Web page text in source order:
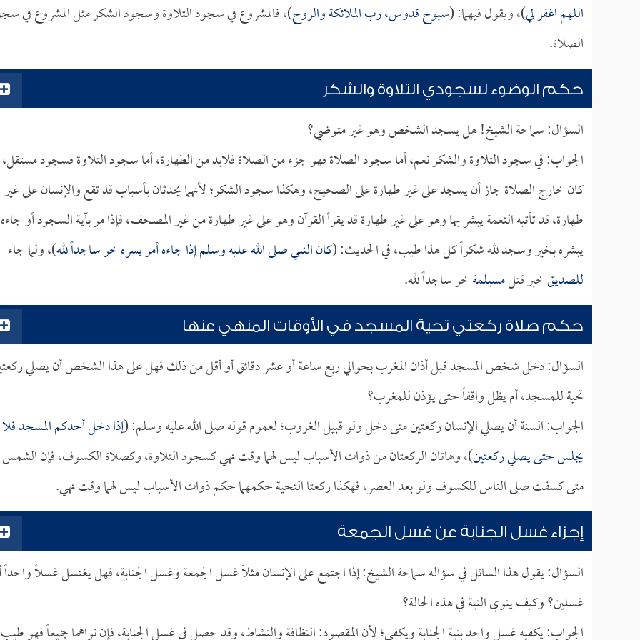
اللهم اغفر لي)، ويقول فيهما: (سبوح قدوس، رب الملائكة والروح)، فالمشروع في سجود التلاوة وسجود الشكر مثل المشروع في
الصلاة.
حكم الوضوء لسجودي التلاوة والشكر
السؤال: سماحة الشيخ! هل يسجد الشخص وهو غير متوضي؟
الجواب: في سجود التلاوة والشكر نعم، أما سجود الصلاة فهو جزء من الصلاة فلابد من الطهارة، أما سجود التلاوة فسجود مستقل،
كان خارج الصلاة جاز أن يسجد على غير طهارة على الصحيح، وهكذا سجود الشكر؛ لأنهما يحدثان بأسباب قد تقع والإنسان على غير
طهارة، قد تأتيه النعمة يبشر بها وهو على غير طهارة قد يقرأ القرآن وهو على غير طهارة من غير المصحف، فإذا مر بآية السجود أو
يبشره بخير وسجد لله شكراً كل هذا طيب، في الحديث: (كان النبي صلى الله عليه وسلم إذا جاءه أمر يسره خر ساجداً لله)، ولما جاء
للصديقخبر قتلمسيلمةخر ساجداً لله.
حكم صلاة ركعتي تحية المسجد في الأوقات المنهي عنها
السؤال: دخل شخص المسجد قبل أذان المغرب بحوالي ربع ساعة أو عشر دقائق أو أقل من ذلك فهل على هذا الشخص أن يصلي
تحية للمسجد، أم يظل واقفاً حتى يؤذن للمغرب؟
الجواب: السنة أن يصلي الإنسان ركعتين متى دخل ولو قبيل الغروب؛ لعموم قوله صلى الله عليه وسلم: (إذا دخل أحدكم المسجد فلا
يجلس حتى يصلي ركعتين)، وهاتان الركعتان من ذوات الأسباب ليس لهما وقت نهي كسجود التلاوة، وكصلاة الكسوف، فإن الشمس
متى كسفت صلى الناس للكسوف ولو بعد العصر، فهكذا ركعتا التحية حكمهما حكم ذوات الأسباب ليس لهما وقت نهي.
إجزاء غسل الجنابة عن غسل الجمعة
السؤال: يقول هذا السائل في سؤاله سماحة الشيخ: إذا اجتمع على الإنسان مثلاً غسل الجمعة وغسل الجنابة، فهل يغتسل غسلاً واحداً
غسلين؟ وكيف ينوي النية في هذه الحالة؟
الجواب: يكفيه غسل واحد بنية الجنابة ويكفي؛ لأن المقصود: النظافة والنشاط، وقد حصل في غسل الجنابة، فإن نواهما جميعاً فهو